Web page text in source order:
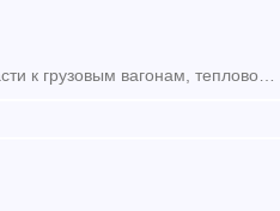
На постоянной основе закупаем материалы верхнего строения пути, запчасти к грузовым вагонам, тепловозам и электровозам Болт закладной М22х175 Болт клеммный с гайкой и шайбой М22Х75 Бо